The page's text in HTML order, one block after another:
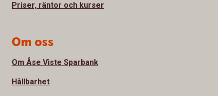
Priser, räntor och kurser
Om oss
Om Åse Viste Sparbank
Hållbarhet